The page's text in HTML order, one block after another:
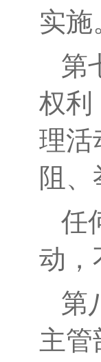
实施
第
权利
理活
阻、
任
动，
第
主